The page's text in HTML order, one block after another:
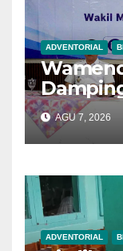
ADVENTORIAL
Jadi 174
AGU 7, 2026
ADVENTORIAL